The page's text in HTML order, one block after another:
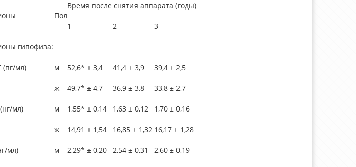
Пол
Время после снятия аппарата (годы)
1 2 3
гипофиза:
(пг/мл) м 52,6* ± 3,4 41,4 ± 3,9 39,4 ± 2,5
ж 49,7* ± 4,7 36,9 ± 3,8 33,8 ± 2,7
мл) м 1,55* ± 0,14 1,63 ± 0,12 1,70 ± 0,16
ж 14,91 ± 1,54 16,85 ± 1,32 16,17 ± 1,28
мл) м 2,29* ± 0,20 2,54 ± 0,31 2,60 ± 0,19